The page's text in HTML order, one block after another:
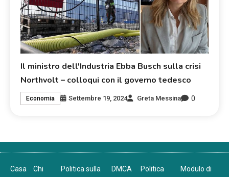
Il ministro dell'Industria Ebba Busch sulla crisi
Northvolt – colloqui con il governo tedesco
Economia Settembre 19, 2024 Greta Messina 0
Casa Chi Politica sulla DMCA Politica Modulo di